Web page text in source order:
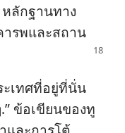
ลักฐาน​ทาง​
ารพ​และ​สถาน​
ะเทศ​ที่​อยู่​ที่​นั่น​
ข้อ​เขียน​ของ​ทู